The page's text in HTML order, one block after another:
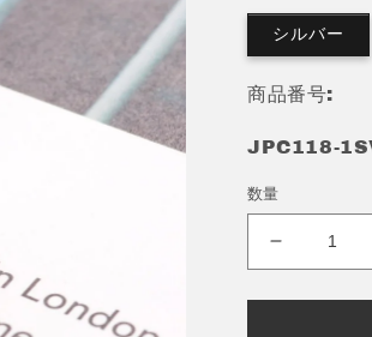
シルバー
商品番号:
JPC118-
数量